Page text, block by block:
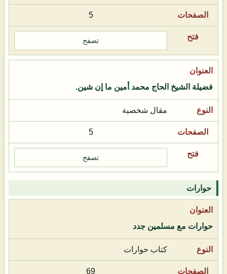
5
تصفح
فضيلة الشيخ الحاج محمد أمين ما إن شين.
مقال شخصية
5
تصفح
حوارات
حوارات مع مسلمين جدد
كتاب حوارات
69